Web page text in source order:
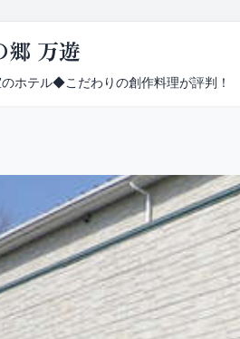
郷 万遊
ホテル◆こだわりの創作料理が評判！